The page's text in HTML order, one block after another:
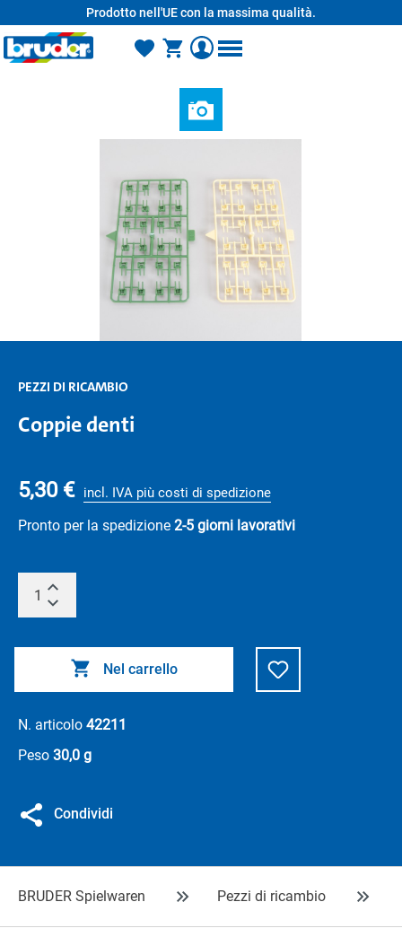
Prodotto nell'UE con la massima qualità.
PEZZI DI RICAMBIO
Coppie denti
5,30 € incl. IVA più costi di spedizione
Pronto per la spedizione 2-5 giorni lavorativi
Nel carrello
N. articolo 42211
Peso 30,0 g
Condividi
BRUDER Spielwaren Pezzi di ricambio